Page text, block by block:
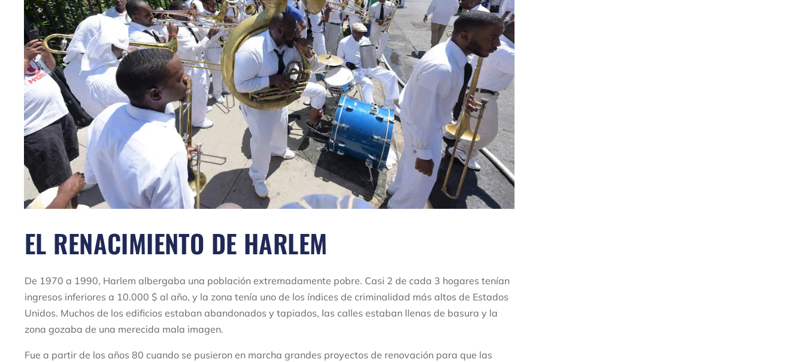
EL RENACIMIENTO DE HARLEM
De 1970 a 1990, Harlem albergaba una población extremadamente pobre. Casi 2 de cada 3 hogares tenían
ingresos inferiores a 10.000 $ al año, y la zona tenía uno de los índices de criminalidad más altos de Estados
Unidos. Muchos de los edificios estaban abandonados y tapiados, las calles estaban llenas de basura y la
zona gozaba de una merecida mala imagen.
Fue a partir de los años 80 cuando se pusieron en marcha grandes proyectos de renovación para que las